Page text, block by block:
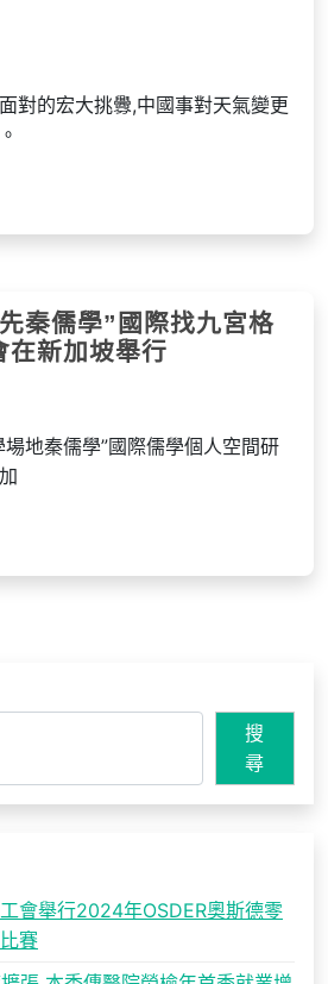
對的宏大挑釁,中國事對天氣變更
秦儒學”國際找九宮格
在新加坡舉行
地秦儒學”國際儒學個人空間研
搜
尋
會舉行2024年OSDER奧斯德零
賽